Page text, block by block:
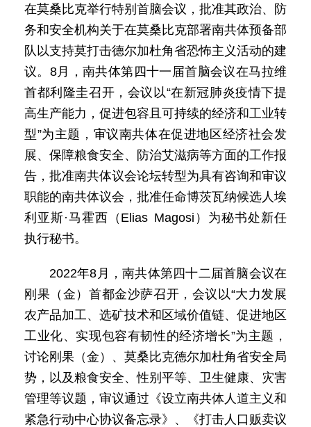
在莫桑比克举行特别首脑会议，批准其政治、防
务和安全机构关于在莫桑比克部署南共体预备部
队以支持莫打击德尔加杜角省恐怖主义活动的建
议。8月，南共体第四十一届首脑会议在马拉维
首都利隆圭召开，会议以“在新冠肺炎疫情下提
高生产能力，促进包容且可持续的经济和工业转
型”为主题，审议南共体在促进地区经济社会发
展、保障粮食安全、防治艾滋病等方面的工作报
告，批准南共体议会论坛转型为具有咨询和审议
职能的南共体议会，批准任命博茨瓦纳候选人埃
利亚斯·马霍西（Elias Magosi）为秘书处新任
执行秘书。
2022年8月，南共体第四十二届首脑会议在
刚果（金）首都金沙萨召开，会议以“大力发展
农产品加工、选矿技术和区域价值链、促进地区
工业化、实现包容有韧性的经济增长”为主题，
讨论刚果（金）、莫桑比克德尔加杜角省安全局
势，以及粮食安全、性别平等、卫生健康、灾害
管理等议题，审议通过《设立南共体人道主义和
紧急行动中心协议备忘录》、《打击人口贩卖议